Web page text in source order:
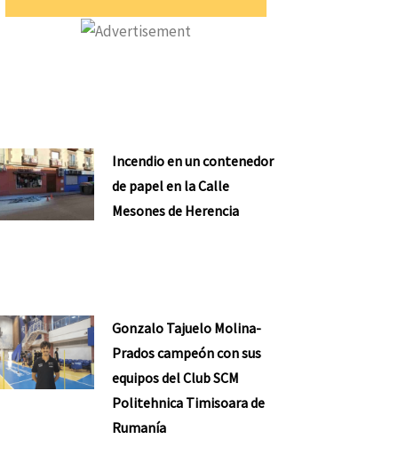
Incendio en un contenedor
de papel en la Calle
Mesones de Herencia
Gonzalo Tajuelo Molina-
Prados campeón con sus
equipos del Club SCM
Politehnica Timisoara de
Rumanía